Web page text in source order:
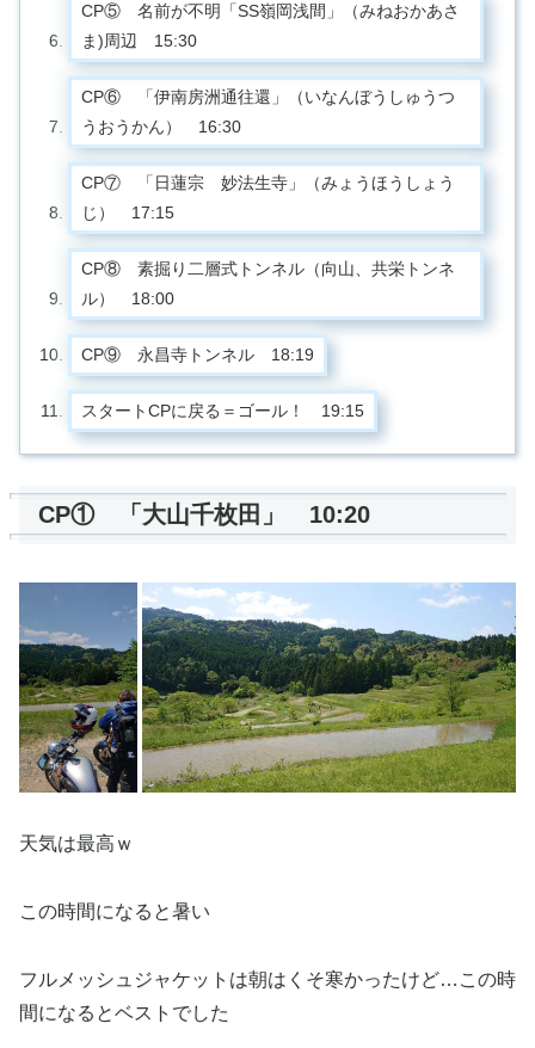
CP⑤ 名前が不明「SS嶺岡浅間」（みねおかあさ
ま)周辺 15:30
CP⑥ 「伊南房洲通往還」（いなんぼうしゅうつ
うおうかん） 16:30
CP⑦ 「日蓮宗 妙法生寺」（みょうほうしょう
じ） 17:15
CP⑧ 素掘り二層式トンネル（向山、共栄トンネ
ル） 18:00
CP⑨ 永昌寺トンネル 18:19
スタートCPに戻る＝ゴール！ 19:15
CP① 「大山千枚田」 10:20
天気は最高ｗ
この時間になると暑い
フルメッシュジャケットは朝はくそ寒かったけど…この時
間になるとベストでした